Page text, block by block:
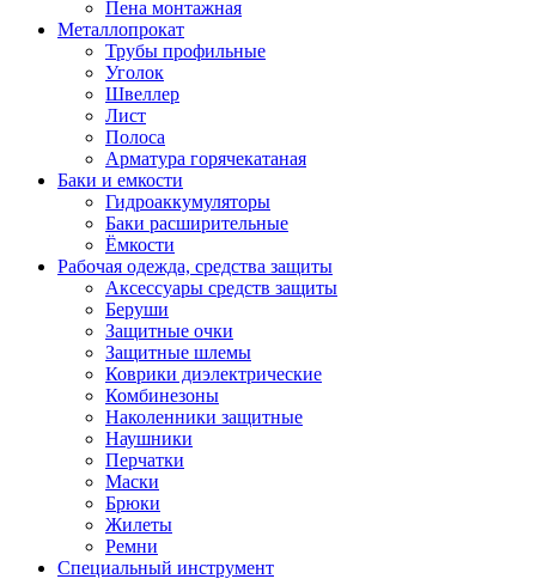
Пена монтажная
Металлопрокат
Трубы профильные
Уголок
Швеллер
Лист
Полоса
Арматура горячекатаная
Баки и емкости
Гидроаккумуляторы
Баки расширительные
Ёмкости
Рабочая одежда, средства защиты
Аксессуары средств защиты
Беруши
Защитные очки
Защитные шлемы
Коврики диэлектрические
Комбинезоны
Наколенники защитные
Наушники
Перчатки
Маски
Брюки
Жилеты
Ремни
Специальный инструмент